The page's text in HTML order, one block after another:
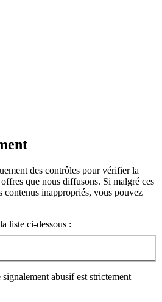
des contrôles pour vérifier la
que nous diffusons. Si malgré ces
contenus inappropriés, vous pouvez
liste ci-dessous :
abusif est strictement